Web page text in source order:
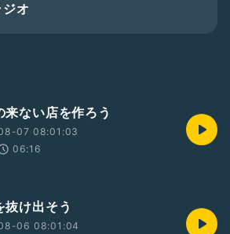
オ
来ない店を作ろう
07 08:01:03
06:16
抜け出そう
06 08:01:04